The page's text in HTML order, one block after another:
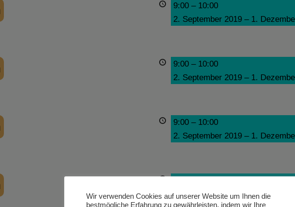
9:00 – 10:00
2. September 2019 – 1.
9:00 – 10:00
2. September 2019 – 1.
9:00 – 10:00
2. September 2019 – 1.
2. September 2019 –1.
Wir verwenden Cookies auf unserer Website um Ihnen die
bestmögliche Erfahrung zu gewährleisten, indem wir Ihre